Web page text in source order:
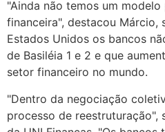
"Ainda não temos um
financeira", destacou Márcio,
Estados Unidos os bancos
de Basiléia 1 e 2 e que
setor financeiro no mundo.
"Dentro da negociação
processo de reestruturação",